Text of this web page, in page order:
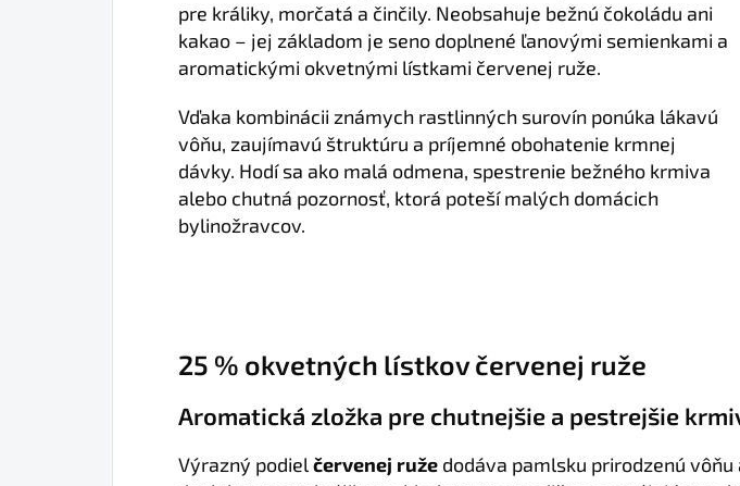
pre králiky, morčatá a činčily. Neobsahuje bežnú čokoládu ani
kakao – jej základom je seno doplnené ľanovými semienkami a
aromatickými okvetnými lístkami červenej ruže.
Vďaka kombinácii známych rastlinných surovín ponúka lákavú
vôňu, zaujímavú štruktúru a príjemné obohatenie krmnej
dávky. Hodí sa ako malá odmena, spestrenie bežného krmiva
alebo chutná pozornosť, ktorá poteší malých domácich
bylinožravcov.
25 % okvetných lístkov červenej ruže
Aromatická zložka pre chutnejšie a pestrejšie
Výrazný podielčervenej ruže dodáva pamlsku prirodzenú